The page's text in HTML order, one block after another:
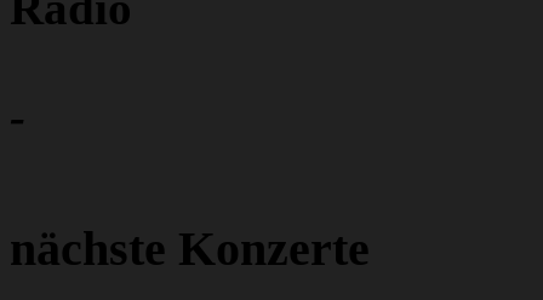
-
nächste Konzerte